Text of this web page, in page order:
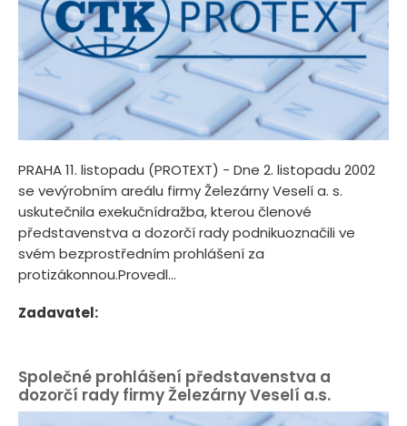
PRAHA 11. listopadu (PROTEXT) - Dne 2. listopadu 2002
se vevýrobním areálu firmy Železárny Veselí a. s.
uskutečnila exekučnídražba, kterou členové
představenstva a dozorčí rady podnikuoznačili ve
svém bezprostředním prohlášení za
protizákonnou.Provedl...
Zadavatel:
Společné prohlášení představenstva a
dozorčí rady firmy Železárny Veselí a.s.